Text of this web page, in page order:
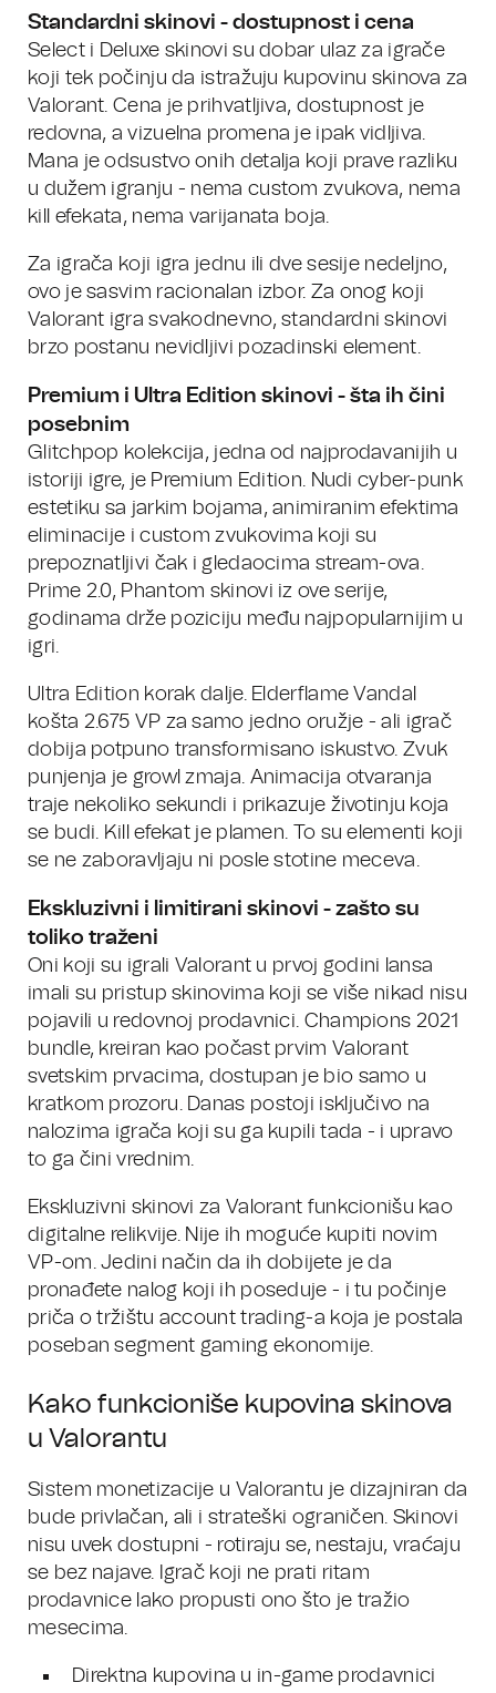
Standardni skinovi - dostupnost i cena
Select i Deluxe skinovi su dobar ulaz za igrače
koji tek počinju da istražuju kupovinu skinova za
Valorant. Cena je prihvatljiva, dostupnost je
redovna, a vizuelna promena je ipak vidljiva.
Mana je odsustvo onih detalja koji prave razliku
u dužem igranju - nema custom zvukova, nema
kill efekata, nema varijanata boja.
Za igrača koji igra jednu ili dve sesije nedeljno,
ovo je sasvim racionalan izbor. Za onog koji
Valorant igra svakodnevno, standardni skinovi
brzo postanu nevidljivi pozadinski element.
Premium i Ultra Edition skinovi - šta ih čini
posebnim
Glitchpop kolekcija, jedna od najprodavanijih u
istoriji igre, je Premium Edition. Nudi cyber-punk
estetiku sa jarkim bojama, animiranim efektima
eliminacije i custom zvukovima koji su
prepoznatljivi čak i gledaocima stream-ova.
Prime 2.0, Phantom skinovi iz ove serije,
godinama drže poziciju među najpopularnijim u
igri.
Ultra Edition korak dalje. Elderflame Vandal
košta 2.675 VP za samo jedno oružje - ali igrač
dobija potpuno transformisano iskustvo. Zvuk
punjenja je growl zmaja. Animacija otvaranja
traje nekoliko sekundi i prikazuje životinju koja
se budi. Kill efekat je plamen. To su elementi koji
se ne zaboravljaju ni posle stotine meceva.
Ekskluzivni i limitirani skinovi - zašto su
toliko traženi
Oni koji su igrali Valorant u prvoj godini lansa
imali su pristup skinovima koji se više nikad nisu
pojavili u redovnoj prodavnici. Champions 2021
bundle, kreiran kao počast prvim Valorant
svetskim prvacima, dostupan je bio samo u
kratkom prozoru. Danas postoji isključivo na
nalozima igrača koji su ga kupili tada - i upravo
to ga čini vrednim.
Ekskluzivni skinovi za Valorant funkcionišu kao
digitalne relikvije. Nije ih moguće kupiti novim
VP-om. Jedini način da ih dobijete je da
pronađete nalog koji ih poseduje - i tu počinje
priča o tržištu account trading-a koja je postala
poseban segment gaming ekonomije.
Kako funkcioniše kupovina skinova
u Valorantu
Sistem monetizacije u Valorantu je dizajniran da
bude privlačan, ali i strateški ograničen. Skinovi
nisu uvek dostupni - rotiraju se, nestaju, vraćaju
se bez najave. Igrač koji ne prati ritam
prodavnice lako propusti ono što je tražio
mesecima.
Direktna kupovina u in-game prodavnici